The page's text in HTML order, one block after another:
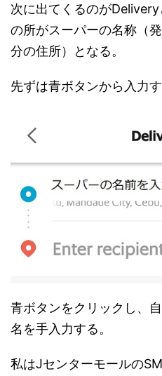
次に出てくるのが
の所がスーパーの名称（
分の住所）となる。
先ずは青ボタンから入力す
青ボタンをクリックし、
名を手入力する。
私はJセンターモールの